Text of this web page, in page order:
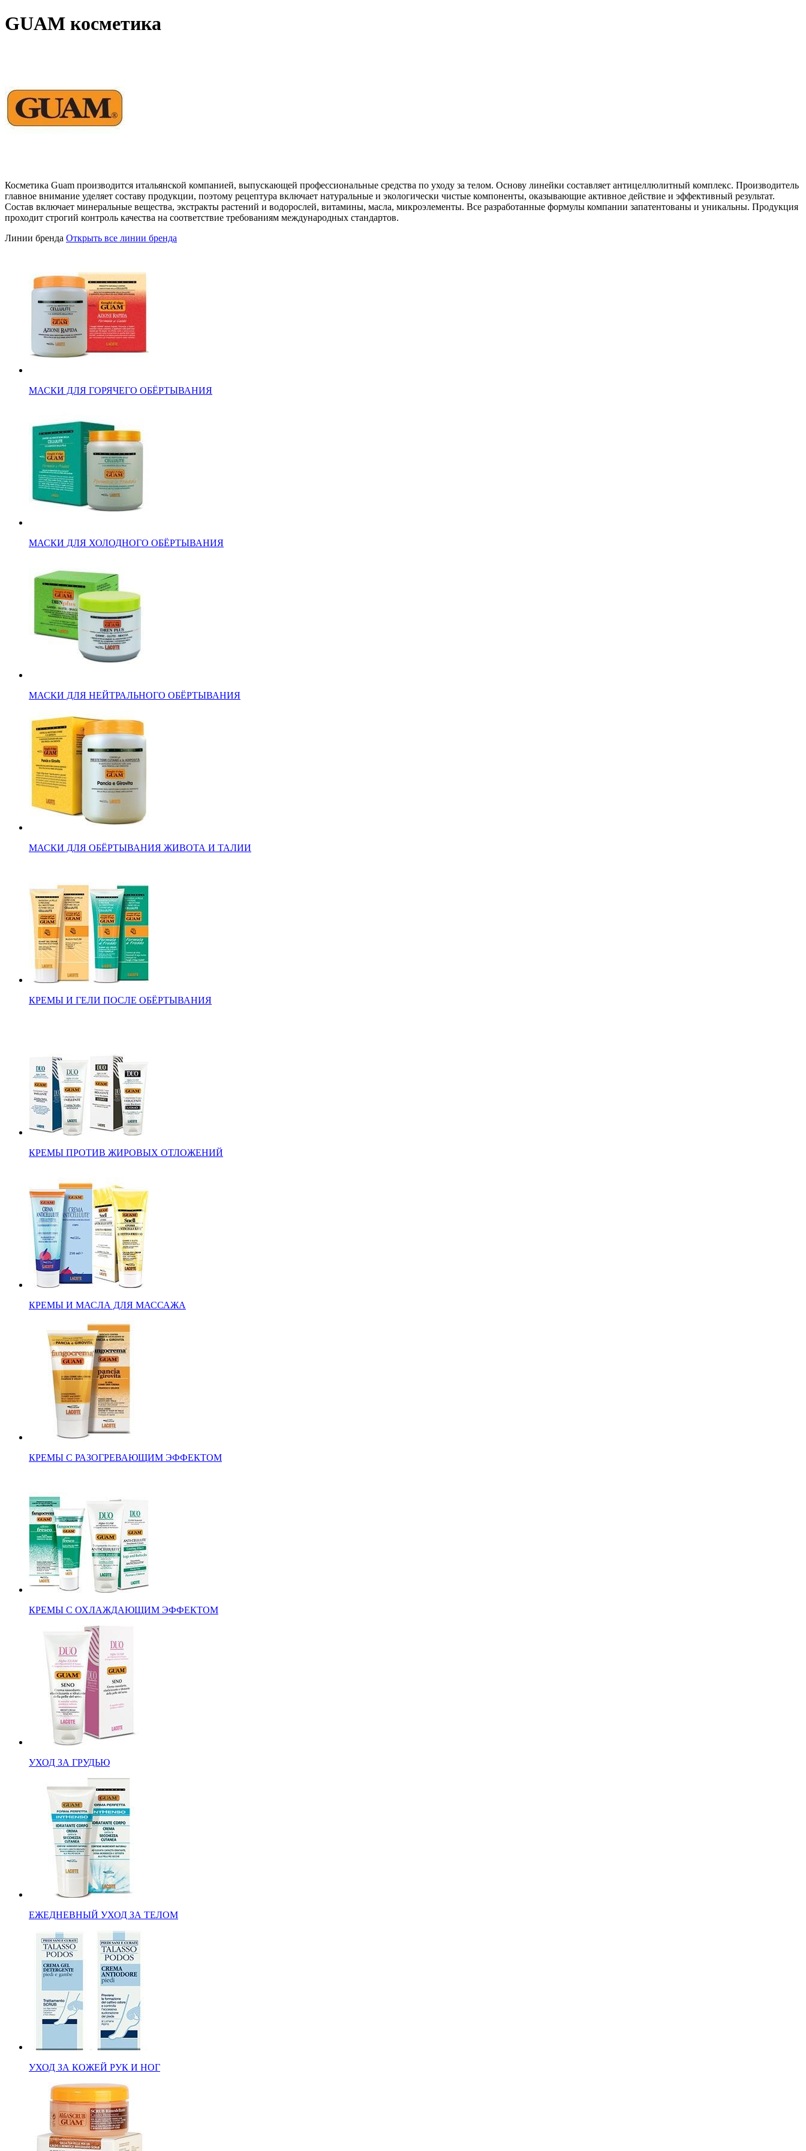
GUAM косметика
Косметика Guam производится итальянской компанией, выпускающей профессиональные средства по уходу за телом. Основу линейки составляет антицеллюлитный комплекс. Производитель
главное внимание уделяет составу продукции, поэтому рецептура включает натуральные и экологически чистые компоненты, оказывающие активное действие и эффективный результат.
Состав включает минеральные вещества, экстракты растений и водорослей, витамины, масла, микроэлементы. Все разработанные формулы компании запатентованы и уникальны. Продукция
проходит строгий контроль качества на соответствие требованиям международных стандартов.
Линии бренда Открыть все линии бренда
МАСКИ ДЛЯ ГОРЯЧЕГО ОБЁРТЫВАНИЯ
МАСКИ ДЛЯ ХОЛОДНОГО ОБЁРТЫВАНИЯ
МАСКИ ДЛЯ НЕЙТРАЛЬНОГО ОБЁРТЫВАНИЯ
МАСКИ ДЛЯ ОБЁРТЫВАНИЯ ЖИВОТА И ТАЛИИ
КРЕМЫ И ГЕЛИ ПОСЛЕ ОБЁРТЫВАНИЯ
КРЕМЫ ПРОТИВ ЖИРОВЫХ ОТЛОЖЕНИЙ
КРЕМЫ И МАСЛА ДЛЯ МАССАЖА
КРЕМЫ С РАЗОГРЕВАЮЩИМ ЭФФЕКТОМ
КРЕМЫ С ОХЛАЖДАЮЩИМ ЭФФЕКТОМ
УХОД ЗА ГРУДЬЮ
ЕЖЕДНЕВНЫЙ УХОД ЗА ТЕЛОМ
УХОД ЗА КОЖЕЙ РУК И НОГ